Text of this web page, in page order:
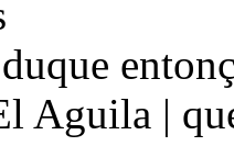
Aguila |